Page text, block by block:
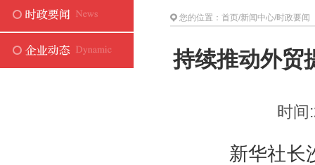
您的位置： 首页/新闻中心/时政要闻
持续推动外贸
时间
新华社长